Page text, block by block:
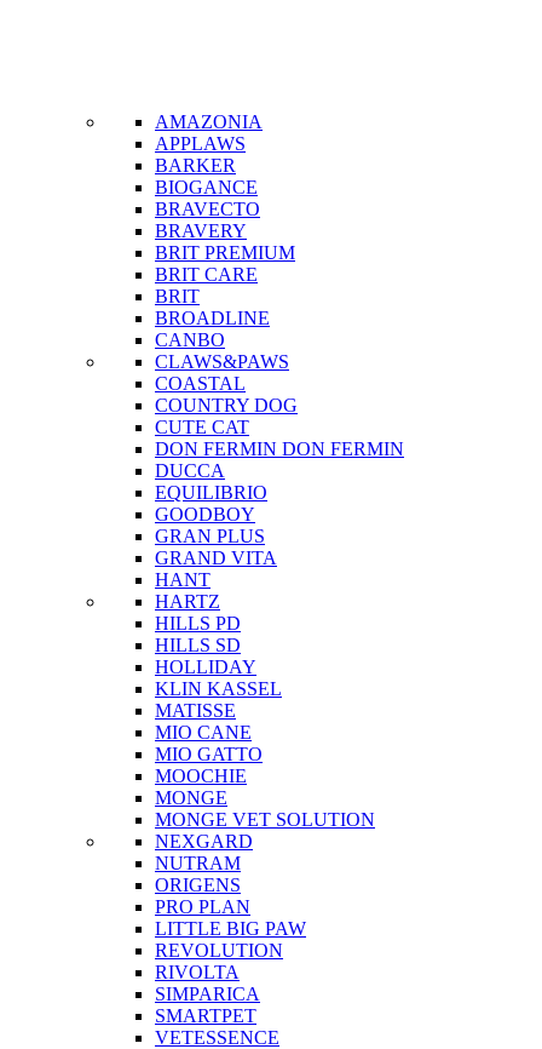
AMAZONIA
APPLAWS
BARKER
BIOGANCE
BRAVECTO
BRAVERY
BRIT PREMIUM
BRIT CARE
BRIT
BROADLINE
CANBO
CLAWS&PAWS
COASTAL
COUNTRY DOG
CUTE CAT
DON FERMIN DON FERMIN
DUCCA
EQUILIBRIO
GOODBOY
GRAN PLUS
GRAND VITA
HANT
HARTZ
HILLS PD
HILLS SD
HOLLIDAY
KLIN KASSEL
MATISSE
MIO CANE
MIO GATTO
MOOCHIE
MONGE
MONGE VET SOLUTION
NEXGARD
NUTRAM
ORIGENS
PRO PLAN
LITTLE BIG PAW
REVOLUTION
RIVOLTA
SIMPARICA
SMARTPET
VETESSENCE